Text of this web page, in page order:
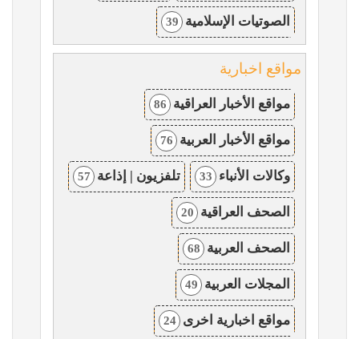
الصوتيات الإسلامية 39
مواقع اخبارية
مواقع الأخبار العراقية 86
مواقع الأخبار العربية 76
وكالات الأنباء 33 تلفزيون | إذاعة 57
الصحف العراقية 20
الصحف العربية 68
المجلات العربية 49
مواقع اخبارية اخرى 24